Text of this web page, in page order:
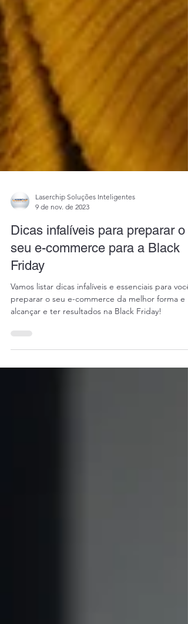
9 de nov. de 2023
Dicas infalíveis para preparar o
seu e-commerce para a Black
Friday
Vamos listar dicas infalíveis e essenciais para você
alcançar e ter resultados na Black Friday!